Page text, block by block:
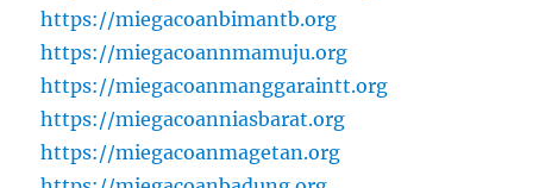
https://miegacoanbimantb.org
https://miegacoannmamuju.org
https://miegacoanmanggaraintt.org
https://miegacoanniasbarat.org
https://miegacoanmagetan.org